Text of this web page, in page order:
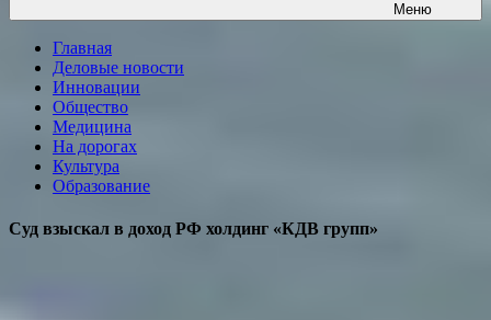
Меню
Главная
Деловые новости
Инновации
Общество
Медицина
На дорогах
Культура
Образование
Суд взыскал в доход РФ холдинг «КДВ групп»